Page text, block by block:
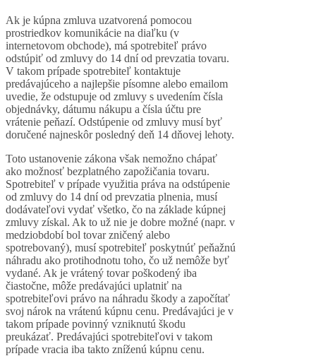
Ak je kúpna zmluva uzatvorená pomocou
prostriedkov komunikácie na diaľku (v
internetovom obchode), má spotrebiteľ právo
odstúpiť od zmluvy do 14 dní od prevzatia tovaru.
V takom prípade spotrebiteľ kontaktuje
predávajúceho a najlepšie písomne alebo emailom
uvedie, že odstupuje od zmluvy s uvedením čísla
objednávky, dátumu nákupu a čísla účtu pre
vrátenie peňazí. Odstúpenie od zmluvy musí byť
doručené najneskôr posledný deň 14 dňovej lehoty.
Toto ustanovenie zákona však nemožno chápať
ako možnosť bezplatného zapožičania tovaru.
Spotrebiteľ v prípade využitia práva na odstúpenie
od zmluvy do 14 dní od prevzatia plnenia, musí
dodávateľovi vydať všetko, čo na základe kúpnej
zmluvy získal. Ak to už nie je dobre možné (napr. v
medziobdobí bol tovar zničený alebo
spotrebovaný), musí spotrebiteľ poskytnúť peňažnú
náhradu ako protihodnotu toho, čo už nemôže byť
vydané. Ak je vrátený tovar poškodený iba
čiastočne, môže predávajúci uplatniť na
spotrebiteľovi právo na náhradu škody a započítať
svoj nárok na vrátenú kúpnu cenu. Predávajúci je v
takom prípade povinný vzniknutú škodu
preukázať. Predávajúci spotrebiteľovi v takom
prípade vracia iba takto zníženú kúpnu cenu.